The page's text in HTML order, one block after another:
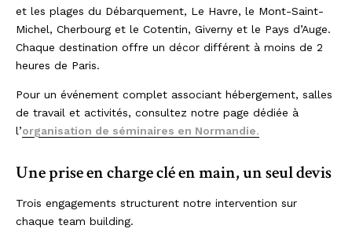
et les plages du Débarquement, Le Havre, le Mont-Saint-
Michel, Cherbourg et le Cotentin, Giverny et le Pays d’Auge.
Chaque destination offre un décor différent à moins de 2
heures de Paris.
Pour un événement complet associant hébergement, salles
de travail et activités, consultez notre page dédiée à
l’organisation de séminaires en Normandie.
Une prise en charge clé en main, un seul devis
Trois engagements structurent notre intervention sur
chaque team building.